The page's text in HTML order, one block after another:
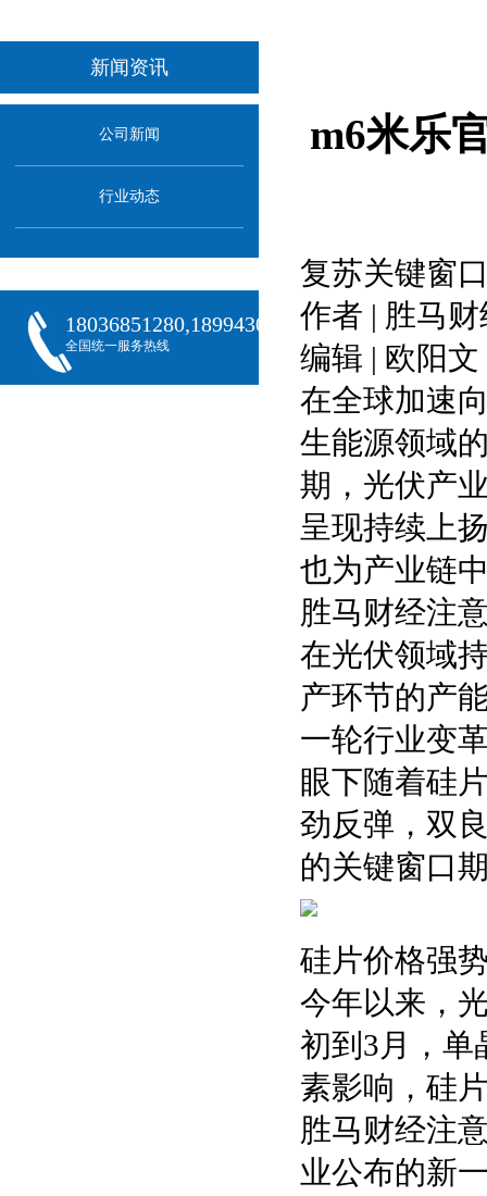
新闻资讯
公司新闻
行业动态
18036851280,18994301288,18068407382
全国统一服务热线
m6米乐
复苏关键窗
作者 | 胜马
编辑 | 欧阳文
在全球加速
生能源领域
期，光伏产
呈现持续上
也为产业链
胜马财经注
在光伏领域
产环节的产
一轮行业变
眼下随着硅
劲反弹，双
的关键窗口
硅片价格强
今年以来，
初到3月，单
素影响，硅
胜马财经注
业公布的新